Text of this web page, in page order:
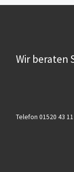
Wir beraten
Telefon 01520 43